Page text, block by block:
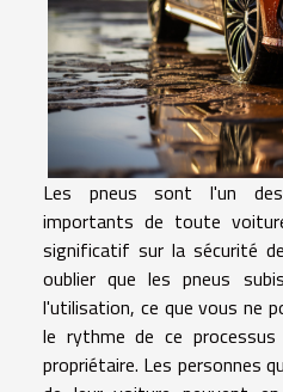
Les pneus sont l'un
importants de toute
significatif sur la sécurité
oublier que les pneus
l'utilisation, ce que vous ne
le rythme de ce processus
propriétaire. Les personnes